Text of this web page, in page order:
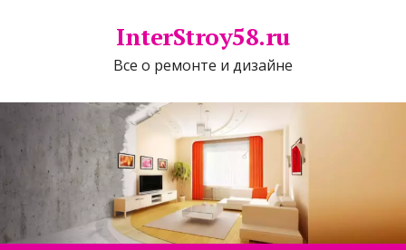
InterStroy58.ru
Все о ремонте и дизайне